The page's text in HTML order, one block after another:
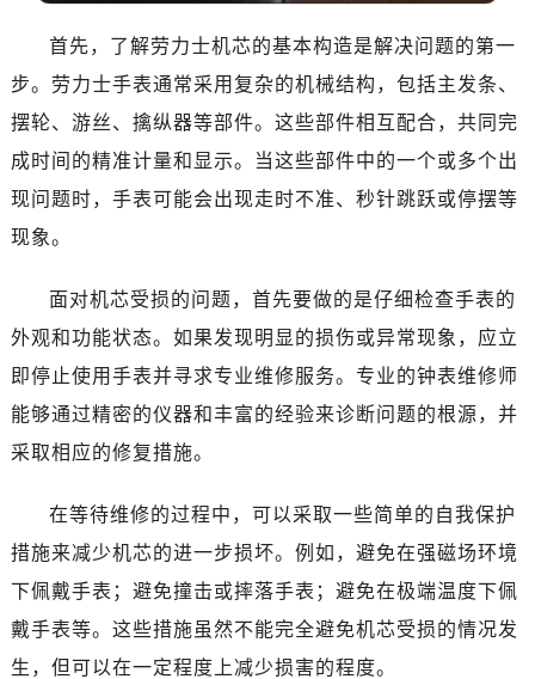
东莞市东城街道鸿福东路1号民盈国贸中心T1写字楼9层907室（需提前预约）
无锡市梁溪区人民中路139号恒隆广场写字楼1座11层1104室（需提前预约）
南通市崇川区工农路57号圆融广场写字楼16层1603室（需提前预约）
苏州市苏州工业园区星港街199号苏州中心办公楼C座22层08室（需提前预约）
武汉市江汉区解放大道686号世界贸易大厦38层09室（需提前预约）
泉州市丰泽区宝洲路729号浦西万达中心写字楼A座7楼709室（需提前预约）
长春市朝阳区西安大路727号中银大厦A座(旺进大厦)18层09室（需提前预约）
贵阳市南明区都司高架桥路33号亨特国际金融中心14楼14D（需提前预约）
西安市碑林区南关正街88号华侨城长安国际中心E座6楼10室（需提前预约）
海口市龙华区金贸东路5号海口华润大厦B座17层1707室（需提前预约）
唐山市路南区新华东道100号万达广场写字楼A座10层1002室（需提前预约）
台州市椒江区东海大道1800号腾达中心东1幢20楼2002室（需提前预约）
首先，了解劳力士机芯的基本构造是解决问题的第一
步。劳力士手表通常采用复杂的机械结构，包括主发条、
摆轮、游丝、擒纵器等部件。这些部件相互配合，共同完
成时间的精准计量和显示。当这些部件中的一个或多个出
现问题时，手表可能会出现走时不准、秒针跳跃或停摆等
现象。
面对机芯受损的问题，首先要做的是仔细检查手表的
外观和功能状态。如果发现明显的损伤或异常现象，应立
即停止使用手表并寻求专业维修服务。专业的钟表维修师
能够通过精密的仪器和丰富的经验来诊断问题的根源，并
采取相应的修复措施。
在等待维修的过程中，可以采取一些简单的自我保护
措施来减少机芯的进一步损坏。例如，避免在强磁场环境
下佩戴手表；避免撞击或摔落手表；避免在极端温度下佩
戴手表等。这些措施虽然不能完全避免机芯受损的情况发
生，但可以在一定程度上减少损害的程度。